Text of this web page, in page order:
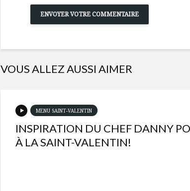
VOUS ALLEZ AUSSI AIMER
MENU SAINT-VALENTIN
INSPIRATION DU CHEF DANNY
À LA SAINT-VALENTIN!